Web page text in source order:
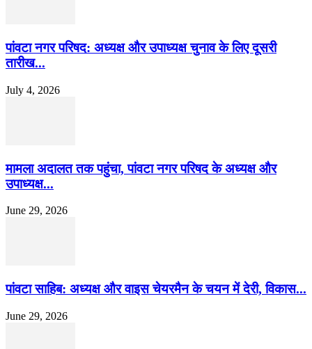
पांवटा नगर परिषद: अध्यक्ष और उपाध्यक्ष चुनाव के लिए दूसरी
तारीख...
July 4, 2026
मामला अदालत तक पहुंचा, पांवटा नगर परिषद के अध्यक्ष और
उपाध्यक्ष...
June 29, 2026
पांवटा साहिब: अध्यक्ष और वाइस चेयरमैन के चयन में देरी, विकास...
June 29, 2026